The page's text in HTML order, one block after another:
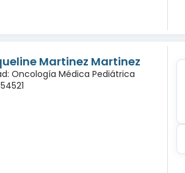
Martinez Martinez
Oncología Médica Pediátrica